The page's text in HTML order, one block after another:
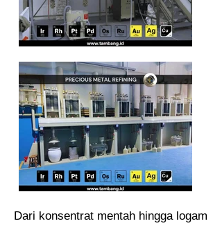
Dari konsentrat mentah hingga logam